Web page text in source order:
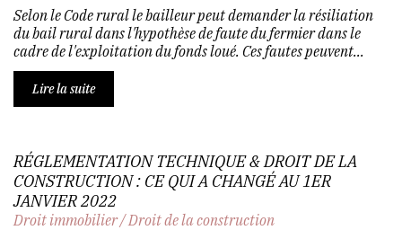
Selon le Code rural le bailleur peut demander la résiliation
du bail rural dans l'hypothèse de faute du fermier dans le
cadre de l'exploitation du fonds loué. Ces fautes peuvent...
Lire la suite
RÉGLEMENTATION TECHNIQUE & DROIT DE LA
CONSTRUCTION : CE QUI A CHANGÉ AU 1ER
JANVIER 2022
Droit immobilier/Droit de la construction